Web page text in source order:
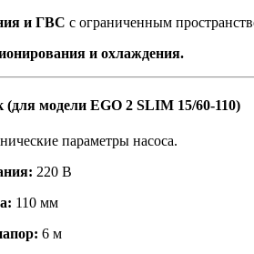
и ГВС с ограниченным
и охлаждения.
модели EGO 2 SLIM 15/60-110)
параметры насоса.
220 В
110 мм
6 м